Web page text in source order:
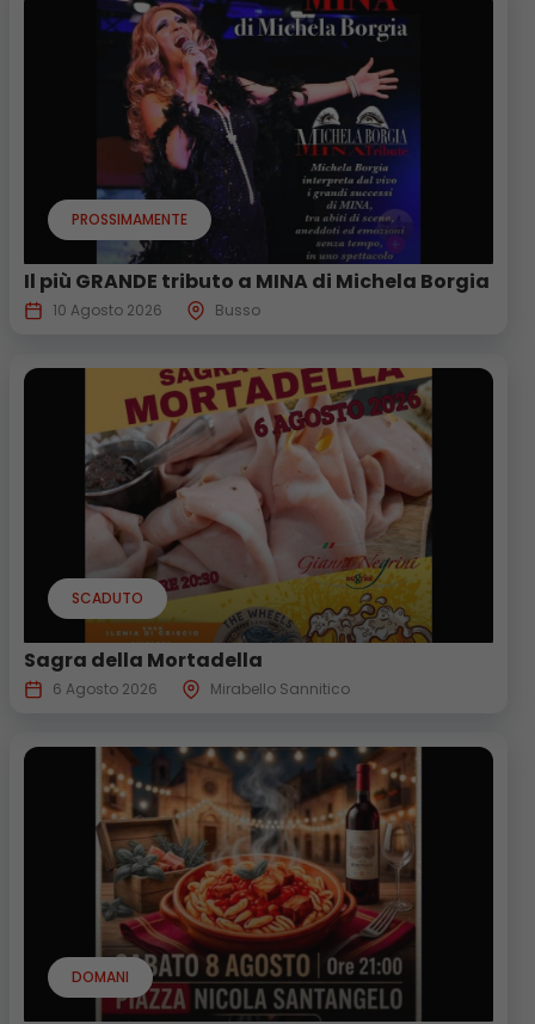
PROSSIMAMENTE
Il più GRANDE tributo a MINA di Michela Borgia
10 Agosto 2026 Busso
SCADUTO
Sagra della Mortadella
6 Agosto 2026 Mirabello Sannitico
DOMANI